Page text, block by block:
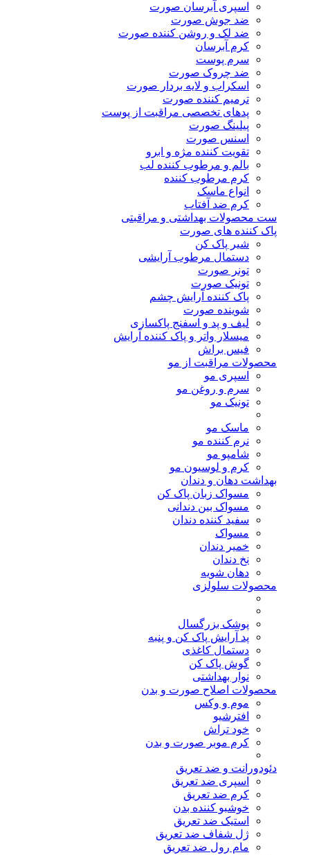
اسپری آبرسان صورت
ضد جوش صورت
ضد لک و روشن کننده صورت
کرم آبرسان
سرم پوست
ضد چروک صورت
اسکراب و لایه بردار صورت
ترمیم کننده صورت
پدهای تخصصی مراقبت از پوست
پیلینگ صورت
اسنس صورت
تقویت کننده مژه و ابرو
بالم و مرطوب کننده لب
کرم مرطوب کننده
انواع ماسک
کرم ضد آفتاب
ست محصولات بهداشتی و مراقبتی
پاک کننده های صورت
شیر پاک کن
دستمال مرطوب آرایشی
تونر صورت
تونیک صورت
پاک کننده آرایش چشم
شوینده صورت
لیف و پد و اسفنج پاکسازی
میسلار واتر و پاک کننده آرایش
فیس براش
محصولات مراقبت از مو
اسپری مو
سرم و روغن مو
تونیک مو
ماسک مو
نرم کننده مو
شامپو مو
کرم و لوسیون مو
بهداشت دهان و دندان
مسواک زبان پاک کن
مسواک بین دندانی
سفید کننده دندان
مسواک
خمیر دندان
نخ دندان
دهان شویه
محصولات سلولزی
پوشک بزرگسال
پد آرایش پاک کن و پنبه
دستمال کاغذی
گوش پاک کن
نوار بهداشتی
محصولات اصلاح صورت و بدن
موم و وکس
افترشیو
خود تراش
کرم موبر صورت و بدن
دئودورانت و ضد تعریق
اسپری ضد تعریق
کرم ضد تعریق
خوشبو کننده بدن
استیک ضد تعریق
ژل شفاف ضد تعریق
مام رول ضد تعریق